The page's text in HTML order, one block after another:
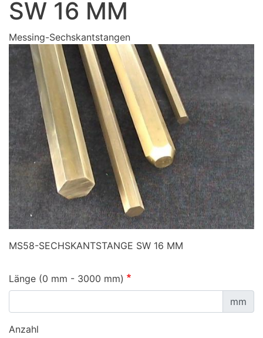
SW 16 MM
Messing-Sechskantstangen
MS58-SECHSKANTSTANGE SW 16 MM
Länge (0 mm - 3000 mm)
mm
Anzahl